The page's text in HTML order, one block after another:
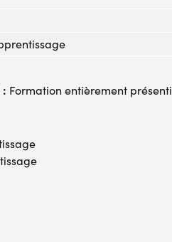
Formation entièrement